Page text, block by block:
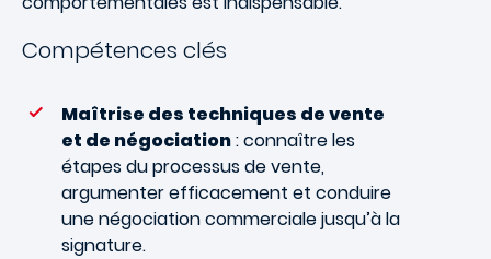
Compétences clés
Maîtrise des techniques de vente
et de négociation: connaître les
étapes du processus de vente,
argumenter efficacement et conduire
une négociation commerciale jusqu’à la
signature.